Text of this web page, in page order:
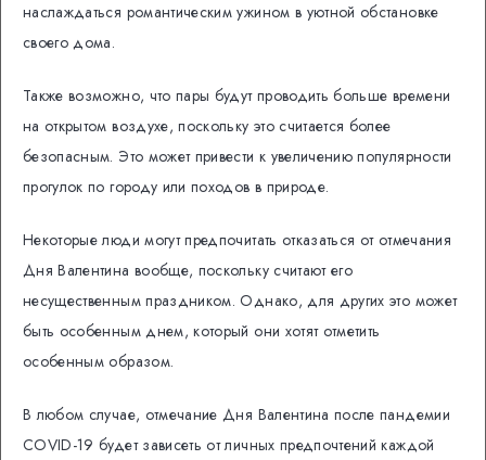
наслаждаться романтическим ужином в уютной обстановке
своего дома.
Также возможно, что пары будут проводить больше времени
на открытом воздухе, поскольку это считается более
безопасным. Это может привести к увеличению популярности
прогулок по городу или походов в природе.
Некоторые люди могут предпочитать отказаться от отмечания
Дня Валентина вообще, поскольку считают его
несущественным праздником. Однако, для других это может
быть особенным днем, который они хотят отметить
особенным образом.
В любом случае, отмечание Дня Валентина после пандемии
COVID-19 будет зависеть от личных предпочтений каждой